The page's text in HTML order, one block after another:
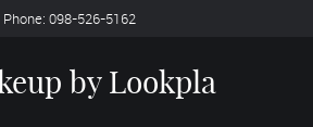
Phone: 098-526-5162
by Lookpla